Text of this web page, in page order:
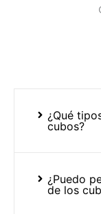
¿Qué
cubos?
¿Puedo
de los